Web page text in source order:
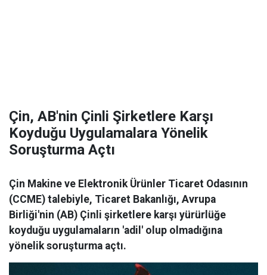
Çin, AB'nin Çinli Şirketlere Karşı
Koyduğu Uygulamalara Yönelik
Soruşturma Açtı
Çin Makine ve Elektronik Ürünler Ticaret Odasının
(CCME) talebiyle, Ticaret Bakanlığı, Avrupa
Birliği'nin (AB) Çinli şirketlere karşı yürürlüğe
koyduğu uygulamaların 'adil' olup olmadığına
yönelik soruşturma açtı.